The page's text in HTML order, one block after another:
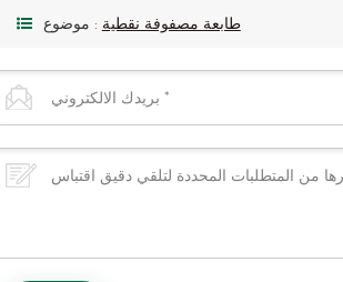
موضوع : طابعة مصفوفة نقطية